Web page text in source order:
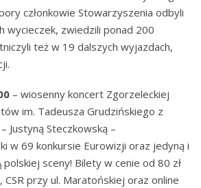
członkowie Stowarzyszenia odbyli
wycieczek, zwiedzili ponad 200
też w 19 dalszych wyjazdach,
– wiosenny koncert Zgorzeleckiej
im. Tadeusza Grudzińskiego z
Justyną Steczkowską –
w 69 konkursie Eurowizji oraz jedyną i
polskiej sceny! Bilety w cenie od 80 zł
przy ul. Maratońskiej oraz online